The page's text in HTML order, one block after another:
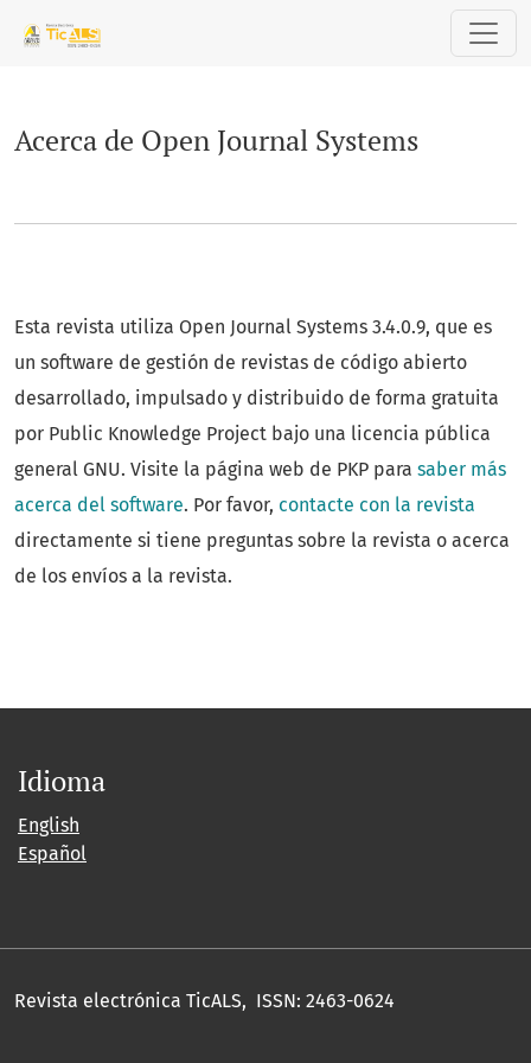
Acerca de Open Journal Systems
Esta revista utiliza Open Journal Systems 3.4.0.9, que es
un software de gestión de revistas de código abierto
desarrollado, impulsado y distribuido de forma gratuita
por Public Knowledge Project bajo una licencia pública
general GNU. Visite la página web de PKP para saber más
acerca del software. Por favor, contacte con la revista
directamente si tiene preguntas sobre la revista o acerca
de los envíos a la revista.
Idioma
English
Español
Revista electrónica TicALS, ISSN: 2463-0624